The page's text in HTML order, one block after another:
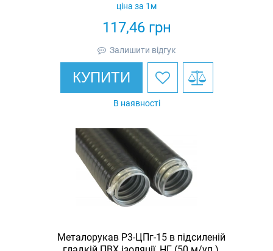
117,46грн
ціна за 1м
Залишити відгук
КУПИТИ
В наявності
Металорукав Р3-ЦПг-15 в підсиленій